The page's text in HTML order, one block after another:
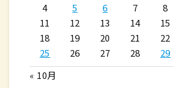
4
5 6 7 8
11
12 13 14 15
18
19 20 21 22
25
26 27 28 29
« 10月